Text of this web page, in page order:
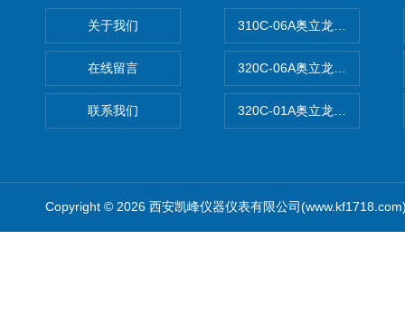
关于我们
在线留言
联系我们
310C-06A奥立龙实验室台式
320C-06A奥立龙实验室便携
320C-01A奥立龙实验室便携
Copyright © 2026 西安凯峰仪器仪表有限公司